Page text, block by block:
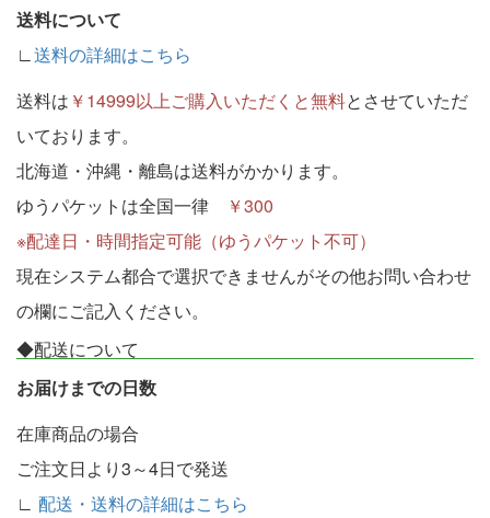
送料について
∟送料の詳細はこちら
送料は ￥14999以上ご購入いただくと無料とさせていただ
いております。
北海道・沖縄・離島は送料がかかります。
ゆうパケットは全国一律
￥300
※配達日・時間指定可能（ゆうパケット不可）
現在システム都合で選択できませんがその他お問い合わせ
の欄にご記入ください。
◆配送について
お届けまでの日数
在庫商品の場合
ご注文日より3～4日で発送
∟ 配送・送料の詳細はこちら